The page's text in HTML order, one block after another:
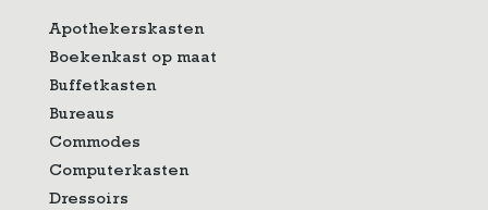
Apothekerskasten
Boekenkast op maat
Buffetkasten
Bureaus
Commodes
Computerkasten
Dressoirs